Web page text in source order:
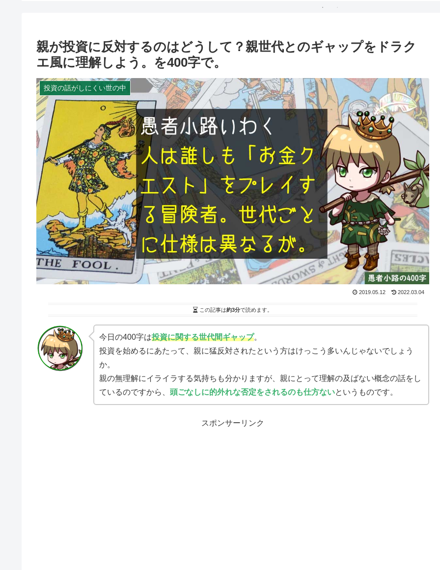
親が投資に反対するのはどうして？親世代とのギャップをドラク
エ風に理解しよう。を400字で。
投資の話がしにくい世の中
2019.05.12 2022.03.04
この記事は約3分で読めます。
今日の400字は投資に関する世代間ギャップ。
投資を始めるにあたって、親に猛反対されたという方はけっこう多いんじゃないでしょう
か。
親の無理解にイライラする気持ちも分かりますが、親にとって理解の及ばない概念の話をし
ているのですから、 頭ごなしに的外れな否定をされるのも仕方ないというものです。
スポンサーリンク